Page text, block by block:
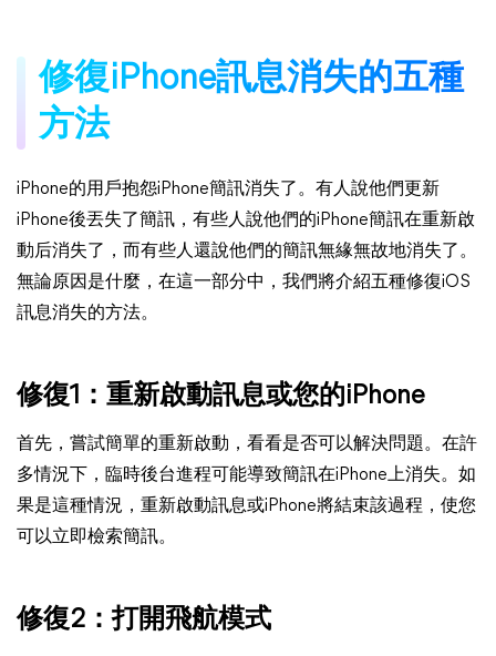
修復iPhone訊息消失的五種
方法
iPhone的用戶抱怨iPhone簡訊消失了。有人說他們更新
iPhone後丟失了簡訊，有些人說他們的iPhone簡訊在重新啟
動后消失了，而有些人還說他們的簡訊無緣無故地消失了。
無論原因是什麼，在這一部分中，我們將介紹五種修復iOS
訊息消失的方法。
修復1：重新啟動訊息或您的iPhone
首先，嘗試簡單的重新啟動，看看是否可以解決問題。在許
多情況下，臨時後台進程可能導致簡訊在iPhone上消失。如
果是這種情況，重新啟動訊息或iPhone將結束該過程，使您
可以立即檢索簡訊。
修復2：打開飛航模式